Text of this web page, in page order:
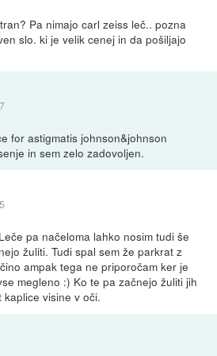
Pa nimajo carl zeiss leč.. pozna
slo. ki je velik cenej in da pošiljajo
for astigmatis johnson&johnson
in sem zelo zadovoljen.
pa načeloma lahko nosim tudi še
žuliti. Tudi spal sem že parkrat z
ampak tega ne priporočam ker je
megleno :) Ko te pa začnejo žuliti jih
visine v oči.